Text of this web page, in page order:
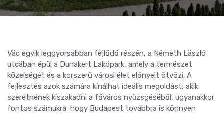
Vác egyik leggyorsabban fejlődő részén, a Németh László
utcában épül a Dunakert Lakópark, amely a természet
közelségét és a korszerű városi élet előnyeit ötvözi. A
fejlesztés azok számára kínálhat ideális megoldást, akik
szeretnének kiszakadni a főváros nyüzsgéséből, ugyanakkor
fontos számukra, hogy Budapest továbbra is könnyen